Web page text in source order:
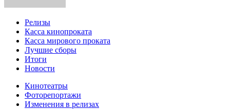
Релизы
Касса кинопроката
Касса мирового проката
Лучшие сборы
Итоги
Новости
Кинотеатры
Фоторепортажи
Изменения в релизах